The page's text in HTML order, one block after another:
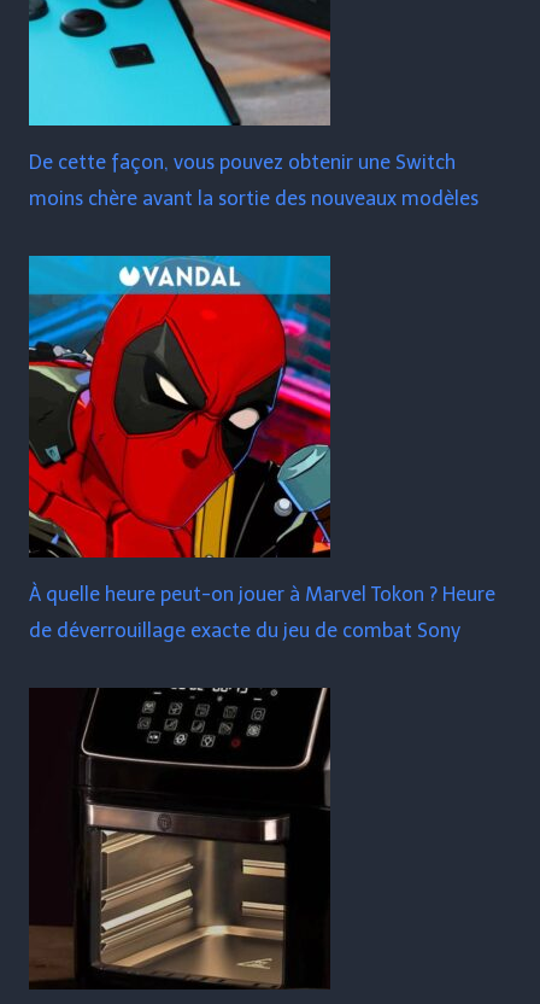
De cette façon, vous pouvez obtenir une Switch
moins chère avant la sortie des nouveaux modèles
À quelle heure peut-on jouer à Marvel Tokon ? Heure
de déverrouillage exacte du jeu de combat Sony